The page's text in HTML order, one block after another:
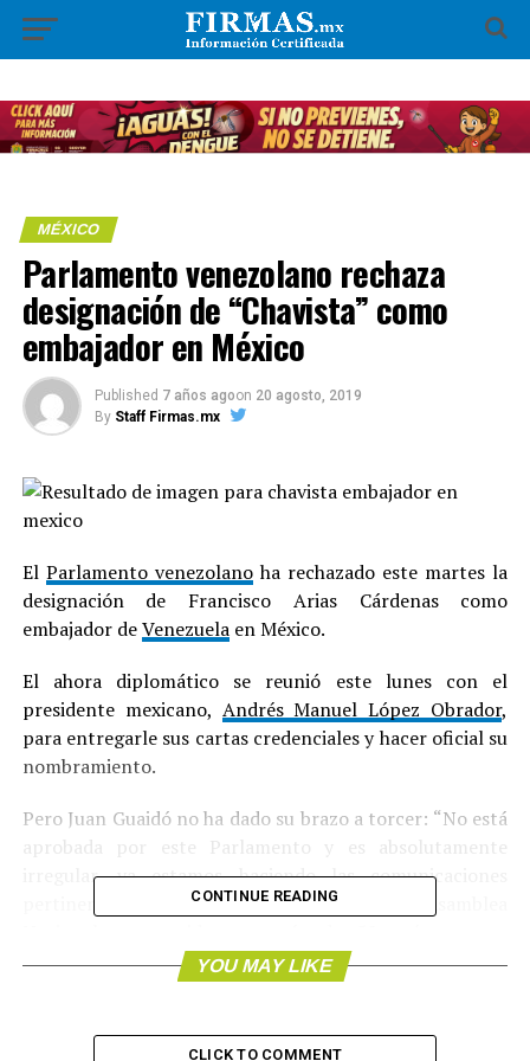
MÉXICO
Parlamento venezolano rechaza
designación de “Chavista” como
embajador en México
Published 7 años agoon 20 agosto, 2019
By Staff Firmas.mx
El Parlamento venezolanoha rechazado este martes la
designación de Francisco Arias Cárdenas como
embajador deVenezuelaen México.
El ahora diplomático se reunió este lunes con el
presidente mexicano, Andrés Manuel López Obrador,
para entregarle sus cartas credenciales y hacer oficial su
nombramiento.
Pero Juan Guaidó no ha dado su brazo a torcer: “No está
aprobada por este Parlamento y es absolutamente
irregular, ya estamos haciendo las comunicaciones
pertinentes”, ha subrayado el jefe de la Asamblea
presidente interino del país sudamericano.
ocurre unos tres meses después de que el Gobierno
CONTINUE READING
YOU MAY LIKE
CLICK TO COMMENT